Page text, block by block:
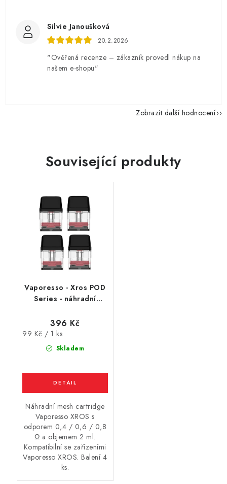
Silvie Janoušková
20.2.2026
"Ověřená recenze – zákazník provedl nákup na
našem e-shopu"
Zobrazit další hodnocení
Související produkty
Vaporesso - Xros POD
Series - náhradní
Skladem
396 Kč
Měrná
99 Kč / 1 ks
Náhradní mesh cartridge
Vaporesso XROS s
odporem 0,4 / 0,6 / 0,8
Ω a objemem 2 ml.
Kompatibilní se zařízeními
Vaporesso XROS. Balení 4
ks.